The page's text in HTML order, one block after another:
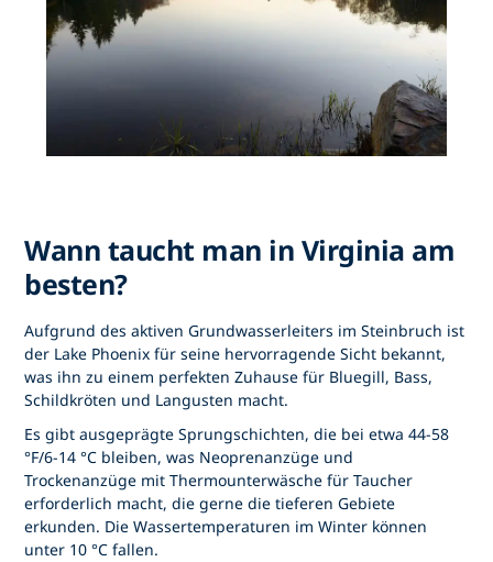
Wann taucht man in Virginia am
besten?
Aufgrund des aktiven Grundwasserleiters im Steinbruch ist
der Lake Phoenix für seine hervorragende Sicht bekannt,
was ihn zu einem perfekten Zuhause für Bluegill, Bass,
Schildkröten und Langusten macht.
Es gibt ausgeprägte Sprungschichten, die bei etwa 44-58
°F/6-14 °C bleiben, was Neoprenanzüge und
Trockenanzüge mit Thermounterwäsche für Taucher
erforderlich macht, die gerne die tieferen Gebiete
erkunden. Die Wassertemperaturen im Winter können
unter 10 °C fallen.